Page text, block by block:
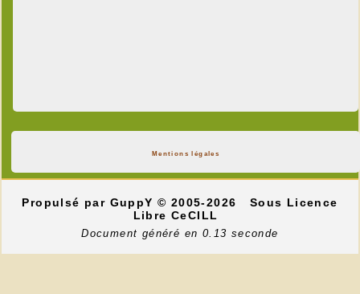
Mentions légales
Propulsé par GuppY© 2005-2026
Sous Licence
Libre CeCILL
Document généré en 0.13 seconde